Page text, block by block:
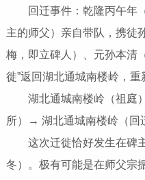
回迁事件：乾隆丙午年（
主的师父）亲自带队，携徒
梅，即立碑人）、元孙本清
徙”返回湖北通城南楼岭，重
湖北通城南楼岭（祖庭
所）→ 湖北通城南楼岭（回
这次迁徙恰好发生在碑主
冬）。极有可能是在师父宗